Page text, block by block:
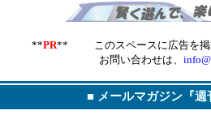
**PR** このスペースに広告を掲載
お問い合わせは、
■ メールマガジン『週